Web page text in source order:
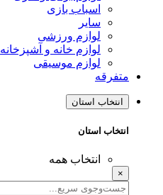
اسباب بازی
سایر
لوازم ورزشی
لوازم خانه و آشپزخانه
لوازم موسیقی
متفرقه
انتخاب استان
انتخاب استان
انتخاب همه
×